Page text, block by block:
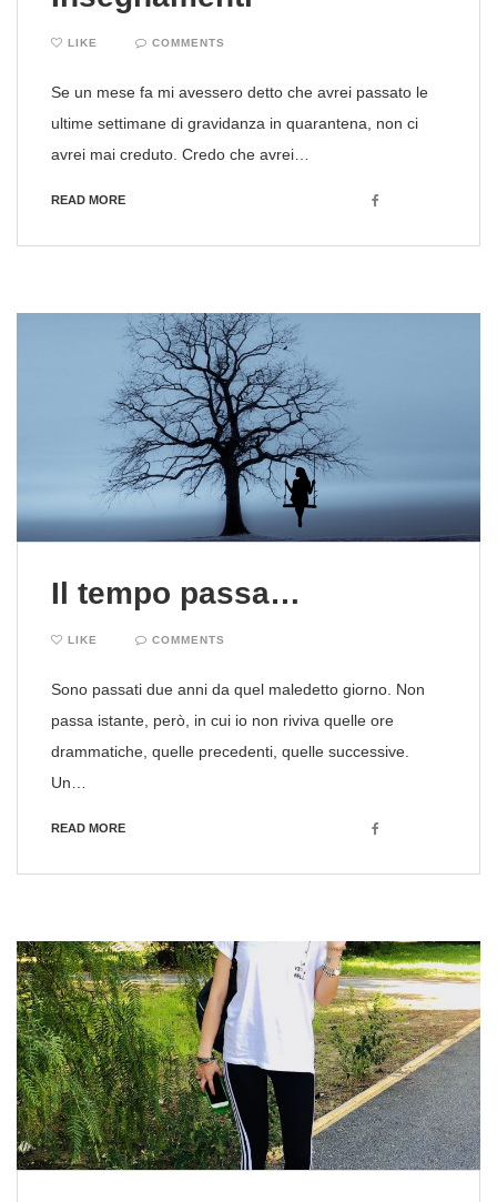
LIKE COMMENTS
Se un mese fa mi avessero detto che avrei passato le
ultime settimane di gravidanza in quarantena, non ci
avrei mai creduto. Credo che avrei…
READ MORE Facebook
Il tempo passa…
LIKE COMMENTS
Sono passati due anni da quel maledetto giorno. Non
passa istante, però, in cui io non riviva quelle ore
drammatiche, quelle precedenti, quelle successive.
Un…
READ MORE Facebook